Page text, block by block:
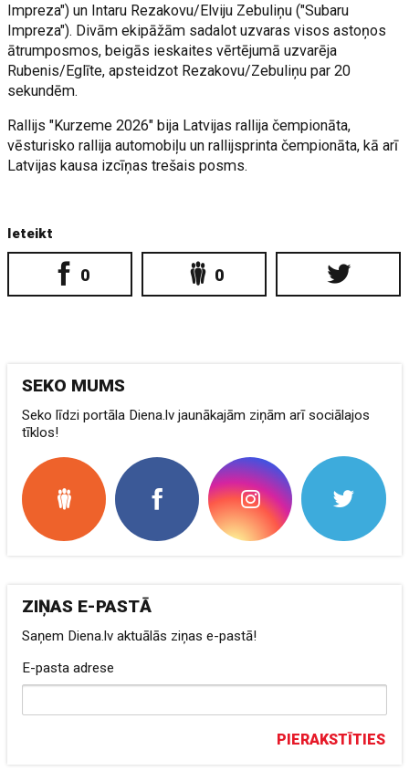
Impreza") un Intaru Rezakovu/Elviju Zebuliņu ("Subaru
Impreza"). Divām ekipāžām sadalot uzvaras visos astoņos
ātrumposmos, beigās ieskaites vērtējumā uzvarēja
Rubenis/Eglīte, apsteidzot Rezakovu/Zebuliņu par 20
sekundēm.
Rallijs "Kurzeme 2026" bija Latvijas rallija čempionāta,
vēsturisko rallija automobiļu un rallijsprinta čempionāta, kā arī
Latvijas kausa izcīņas trešais posms.
Ieteikt
0 0
SEKO MUMS
Seko līdzi portāla Diena.lv jaunākajām ziņām arī sociālajos
tīklos!
ZIŅAS E-PASTĀ
Saņem Diena.lv aktuālās ziņas e-pastā!
E-pasta adrese
PIERAKSTĪTIES